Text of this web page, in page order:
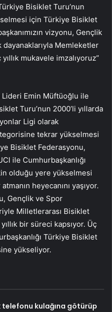
Bisiklet Turu’nun
için Türkiye Bisiklet
vizyonu, Gençlik
dayanaklarıyla Memleketler
mukavele imzalıyoruz”
Emin Müftüoğlu ile
Turu’nun 2000’li yıllarda
Ligi olarak
tekrar yükselmesi
Bisiklet Federasyonu,
ile Cumhurbaşkanlığı
olduğu yere yükselmesi
heyecanını yaşıyor.
Gençlik ve Spor
Milletlerarası Bisiklet
bir süreci kapsıyor. Üç
Türkiye Bisiklet
yükseliyor.
telefonu kulağına götürüp